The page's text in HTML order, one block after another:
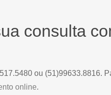
consulta
ou (51)99633.8816.
online.